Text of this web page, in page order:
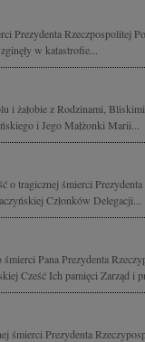
Prezydenta Rzeczpospolitej
w katastrofie...
i żałobie z Rodzinami,
i Jego Małżonki Marii...
tragicznej śmierci
Członków Delegacji...
Pana Prezydenta
Cześć Ich pamięci Zarząd i
śmierci Prezydenta